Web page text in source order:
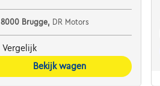
8000 Brugge, DR Motors
Vergelijk
Bekijk wagen